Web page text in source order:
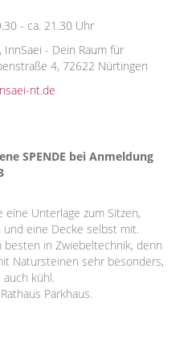
- ca. 21.30 Uhr
InnSaei - Dein Raum für
4, 72622 Nürtingen
nt.de
SPENDE bei Anmeldung
eine Unterlage zum Sitzen,
und eine Decke selbst mit.
besten in Zwiebeltechnik, denn
Natursteinen sehr besonders,
kühl.
Parkhaus.